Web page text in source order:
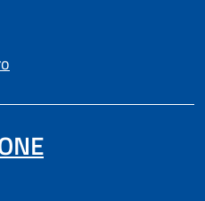
scheda).